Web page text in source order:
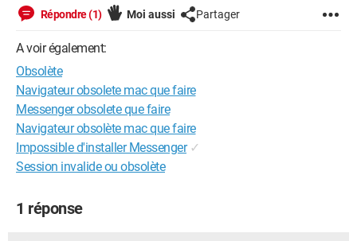
Répondre (1) Moi aussi Partager
A voir également:
Obsolète
Navigateur obsolete mac que faire
Messenger obsolete que faire
Navigateur obsolète mac que faire
Impossible d'installer Messenger ✓
Session invalide ou obsolète
1 réponse